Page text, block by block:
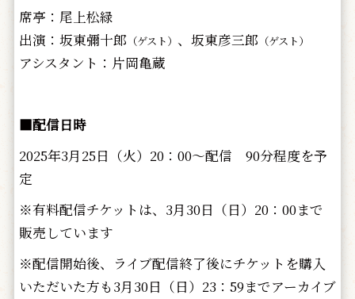
席亭：尾上松緑
出演：坂東彌十郎（ゲスト） 、坂東彦三郎（ゲスト）
アシスタント：片岡亀蔵
■配信日時
2025年3月25日（火）20：00～配信 90分程度を予
定
※有料配信チケットは、3月30日（日）20：00まで
販売しています
※配信開始後、ライブ配信終了後にチケットを購入
いただいた方も3月30日（日）23：59までアーカイブ